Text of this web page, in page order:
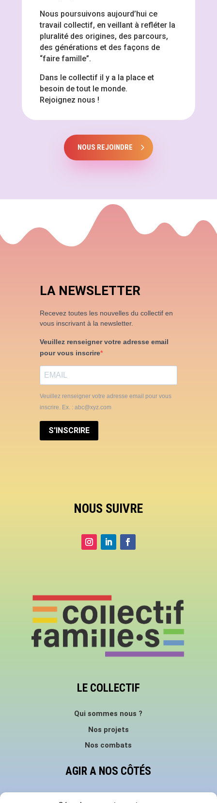
Nous poursuivons aujourd’hui ce
travail collectif, en veillant à refléter la
pluralité des origines, des parcours,
des générations et des façons de
“faire famille”.
Dans le collectif il y a la place et
besoin de tout le monde.
Rejoignez nous !
NOUS REJOINDRE
LA NEWSLETTER
Recevez toutes les nouvelles du collectif en
vous inscrivant à la newsletter.
Veuillez renseigner votre adresse email
pour vous inscrire
Veuillez renseigner votre adresse email pour vous
inscrire. Ex. : abc@xyz.com
S'INSCRIRE
NOUS SUIVRE
LE COLLECTIF
Qui sommes nous ?
Nos projets
Nos combats
AGIR A NOS CÔTÉS